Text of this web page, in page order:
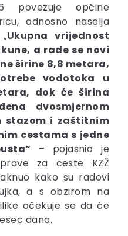
povezuje općine
odnosno naselja
Ukupna vrijednost
a rade se novi
širine 8,8 metara,
vodotoka u
dok će širina
dvosmjernom
stazom i zaštitnim
cestama s jedne
– pojasnio je
za ceste KZŽ
kako su radovi
a s obzirom na
očekuje se da će
dana.